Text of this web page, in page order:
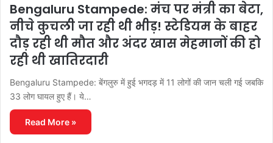
Bengaluru Stampede: मंच पर मंत्री का बेटा,
नीचे कुचली जा रही थी भीड़! स्टेडियम के बाहर
दौड़ रही थी मौत और अंदर खास मेहमानों की हो
रही थी खातिरदारी
Bengaluru Stampede: बेंगलुरु में हुई भगदड़ में 11 लोगों की जान चली गई जबकि
33 लोग घायल हुए हैं। ये…
Read More »